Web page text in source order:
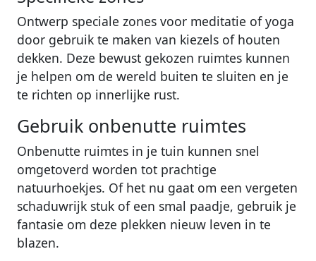
Ontwerp speciale zones voor meditatie of yoga
door gebruik te maken van kiezels of houten
dekken. Deze bewust gekozen ruimtes kunnen
je helpen om de wereld buiten te sluiten en je
te richten op innerlijke rust.
Gebruik onbenutte ruimtes
Onbenutte ruimtes in je tuin kunnen snel
omgetoverd worden tot prachtige
natuurhoekjes. Of het nu gaat om een vergeten
schaduwrijk stuk of een smal paadje, gebruik je
fantasie om deze plekken nieuw leven in te
blazen.